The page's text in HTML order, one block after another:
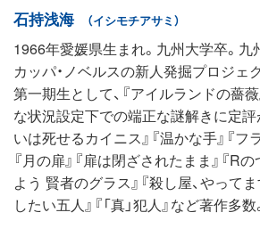
石持浅海 （イシモチアサミ）
1966年愛媛県生まれ。九州大学卒。九
カッパ・ノベルスの新人発掘プロジェ
第一期生として、『アイルランドの薔
な状況設定下での端正な謎解きに定評
いは死せるカイニス』『温かな手』『フ
『月の扉』『扉は閉ざされたまま』『R
よう 賢者のグラス』『殺し屋、やって
したい五人』『「真」犯人』など著作多数